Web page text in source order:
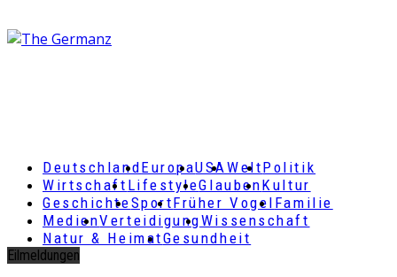
DeutschlandEuropaUSAWeltPolitik
Wirtschaft LifestyleGlaubenKultur
GeschichteSportFrüher Vogel Familie
MedienVerteidigungWissenschaft
Natur & HeimatGesundheit
Eilmeldungen